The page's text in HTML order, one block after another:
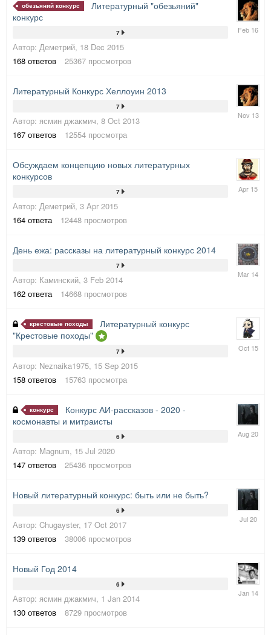
обезьяний конкурс
Литературный "обезьяний"
конкурс
7
Автор: Деметрий, 18 Dec 2015
168 ответов 25367 просмотров
24
Литературный Конкурс Хеллоуин 2013
7
Автор: ясмин джакмич, 8 Oct 2013
167 ответов 12554 просмотра
14
Обсуждаем концепцию новых литературных
конкурсов
7
Автор: Деметрий, 3 Apr 2015
164 ответа 12448 просмотров
18
Apr
День ежа: рассказы на литературный конкурс 2014
7
Автор: Каминский, 3 Feb 2014
162 ответа 14668 просмотров
14
крестовые походы
Литературный конкурс
"Крестовые походы"
7
Автор: Neznaika1975, 15 Sep 2015
158 ответов 15763 просмотра
12
конкурс
Конкурс АИ-рассказов - 2020 -
космонавты и митраисты
6
Автор: Magnum, 15 Jul 2020
147 ответов 25436 просмотров
24
Aug
Новый литературный конкурс: быть или не быть?
6
Автор: Chugayster, 17 Oct 2017
139 ответов 38006 просмотров
15
Новый Год 2014
6
Автор: ясмин джакмич, 1 Jan 2014
130 ответов 8729 просмотров
13